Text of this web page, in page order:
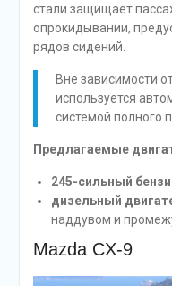
стали защищает
опрокидывании,
рядов сидений.
Вне зависимости
используется
системой полного
Предлагаемые
245-сильный
дизельный
наддувом и
Mazda CX-9